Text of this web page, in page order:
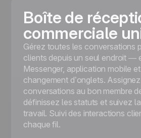
Boîte de
commerciale
Gérez toutes les conversations
clients depuis un seul endroit —
Messenger, application mobile
changement d’onglets.
conversations au bon membre
définissez les statuts et suivez
travail. Suivi des interactions
chaque fil.